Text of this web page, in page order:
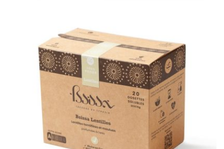
Pâte à tartiner
Cadeaux
Recettes salées
Recettes boissons
Recettes sucrées
Partenaires
Mon Compte